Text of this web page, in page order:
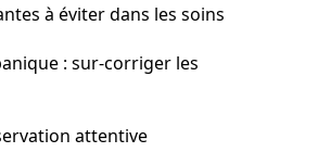
à éviter dans les soins
: sur-corriger les
attentive